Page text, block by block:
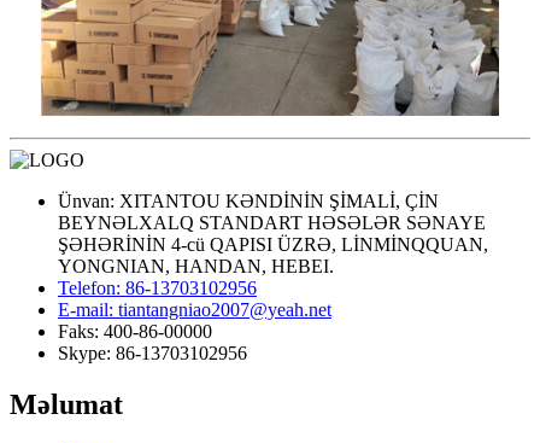
Ünvan: XITANTOU KƏNDİNİN ŞİMALİ, ÇİN
BEYNƏLXALQ STANDART HƏSƏLƏR SƏNAYE
ŞƏHƏRİNİN 4-cü QAPISI ÜZRƏ, LİNMİNQQUAN,
YONGNIAN, HANDAN, HEBEI.
Telefon: 86-13703102956
E-mail: tiantangniao2007@yeah.net
Faks: 400-86-00000
Skype: 86-13703102956
Məlumat